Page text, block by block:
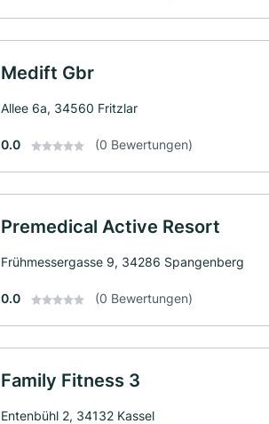
Medift Gbr
Allee 6a, 34560 Fritzlar
0.0 (0 Bewertungen)
Premedical Active Resort
Frühmessergasse 9, 34286 Spangenberg
0.0 (0 Bewertungen)
Family Fitness 3
Entenbühl 2, 34132 Kassel